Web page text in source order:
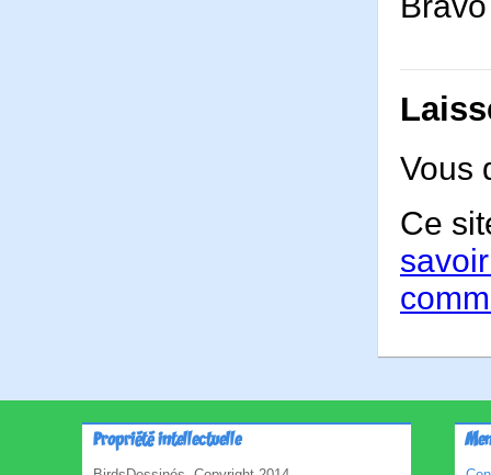
Vous
Ce
Propriété intellectuelle